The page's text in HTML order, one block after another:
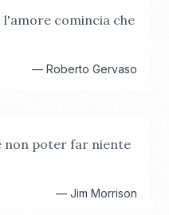
l'amore comincia che
— Roberto Gervaso
non poter far niente
— Jim Morrison